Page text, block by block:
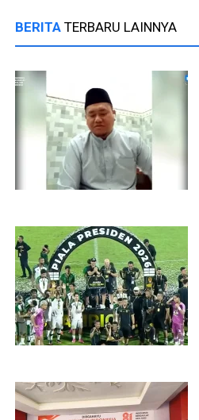
BERITA TERBARU LAINNYA